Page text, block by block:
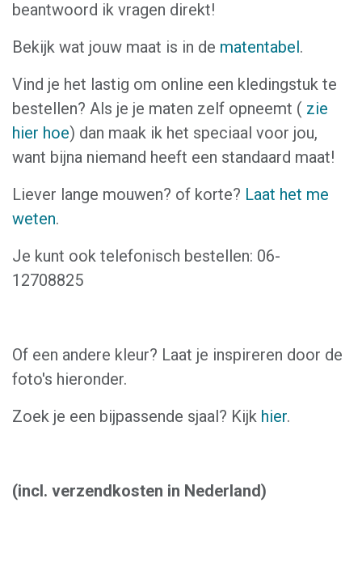
beantwoord ik vragen direkt!
Bekijk wat jouw maat is in de matentabel.
Vind je het lastig om online een kledingstuk te
bestellen? Als je je maten zelf opneemt ( zie
hier hoe) dan maak ik het speciaal voor jou,
want bijna niemand heeft een standaard maat!
Liever lange mouwen? of korte? Laat het me
weten.
Je kunt ook telefonisch bestellen: 06-
12708825
Of een andere kleur? Laat je inspireren door de
foto's hieronder.
Zoek je een bijpassende sjaal? Kijk hier.
(incl. verzendkosten in Nederland)